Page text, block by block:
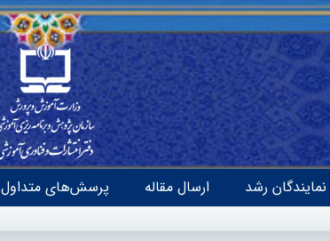
نمایندگان رشد ارسال مقاله پرسش‌های متداول